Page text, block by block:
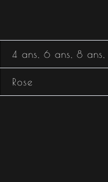
4 ans ,6 ans ,8 ans
Rose